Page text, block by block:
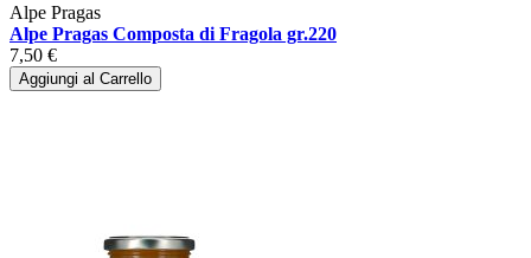
Alpe Pragas
Alpe Pragas Composta di Fragola gr.220
7,50 €
Aggiungi al Carrello